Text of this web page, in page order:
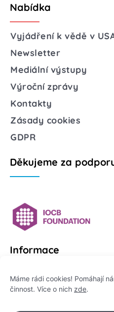
Máme rádi cookies! Pomáhají
činnost. Více o nich zde.
Nabídka
Vyjádření k vědě v
Newsletter
Mediální výstupy
Výroční zprávy
Kontakty
Zásady cookies
GDPR
Děkujeme za
Informace
Platformu Zeptej se